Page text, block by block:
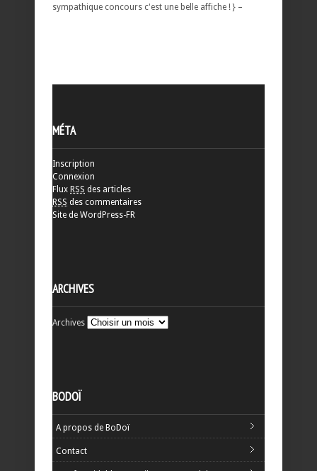
sympathique concours c'est une belle affiche ! } –
MÉTA
Inscription
Connexion
Flux RSS des articles
RSS des commentaires
Site de WordPress-FR
ARCHIVES
Archives
BODOÏ
A propos de BoDoï
Contact